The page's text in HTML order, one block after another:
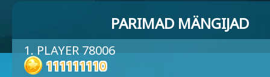
PARIMAD MÄNGIJAD
1. PLAYER 78006
111111110